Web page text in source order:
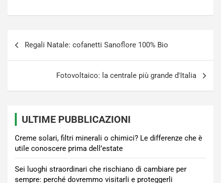
articoli
Regali Natale: cofanetti Sanoflore 100% Bio
Fotovoltaico: la centrale più grande d'Italia
ULTIME PUBBLICAZIONI
Creme solari, filtri minerali o chimici? Le differenze che è
utile conoscere prima dell’estate
Sei luoghi straordinari che rischiano di cambiare per
sempre: perché dovremmo visitarli e proteggerli